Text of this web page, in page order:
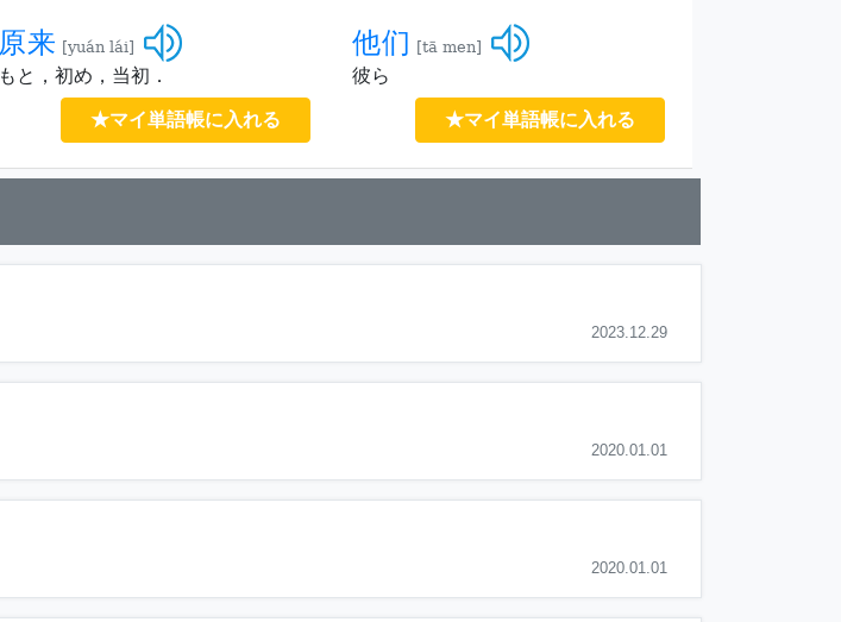
原来 [yuán lái]
もと，初め，当初．
★マイ単語帳に入れる
他们 [tā men]
彼ら
★マイ単語帳に入れる
2023.12.29
2020.01.01
2020.01.01